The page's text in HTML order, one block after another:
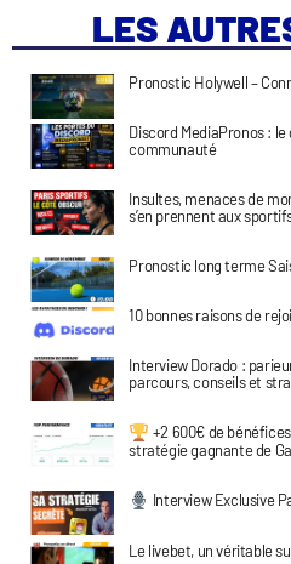
LES
Pronostic Holywell –
Discord MediaPronos :
communauté
Insultes, menaces de
s’en prennent aux
Pronostic long terme
10 bonnes raisons de
Interview Dorado :
parcours, conseils et
+2 600€ de
stratégie gagnante de
Interview Exclusive
Le livebet, un véritable